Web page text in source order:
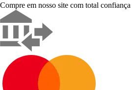
Compre em nosso site com total confiança